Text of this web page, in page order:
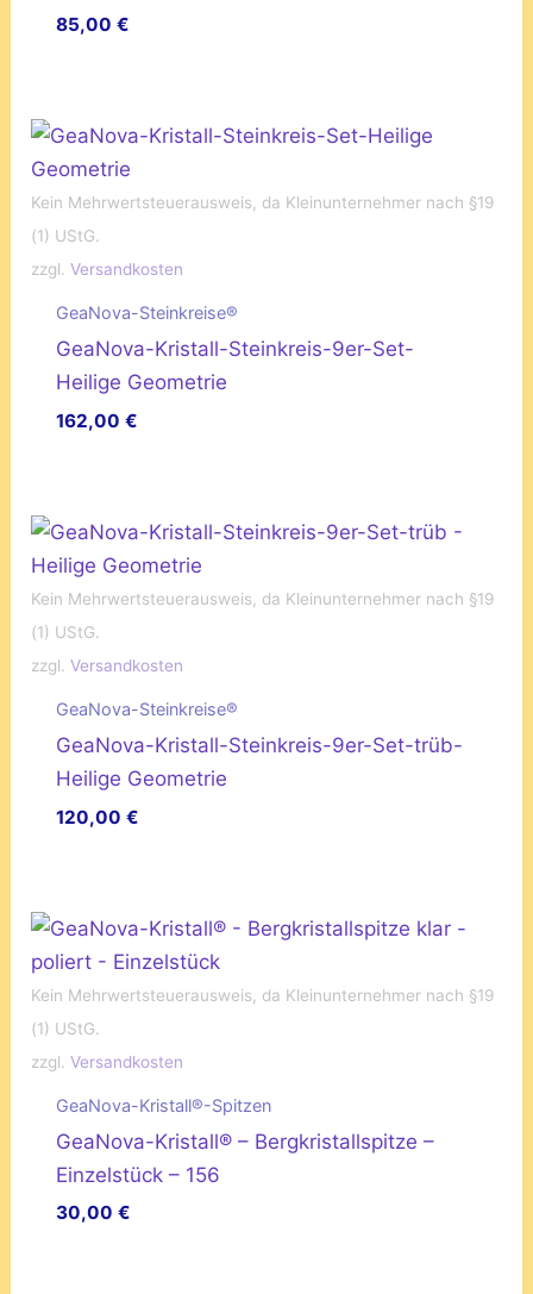
85,00 €
Kein Mehrwertsteuerausweis, da Kleinunternehmer nach §19
(1) UStG.
zzgl.Versandkosten
GeaNova-Steinkreise®
GeaNova-Kristall-Steinkreis-9er-Set-
Heilige Geometrie
162,00 €
Kein Mehrwertsteuerausweis, da Kleinunternehmer nach §19
(1) UStG.
zzgl.Versandkosten
GeaNova-Steinkreise®
GeaNova-Kristall-Steinkreis-9er-Set-trüb-
Heilige Geometrie
120,00 €
Kein Mehrwertsteuerausweis, da Kleinunternehmer nach §19
(1) UStG.
zzgl.Versandkosten
GeaNova-Kristall®-Spitzen
GeaNova-Kristall® – Bergkristallspitze –
Einzelstück – 156
30,00 €